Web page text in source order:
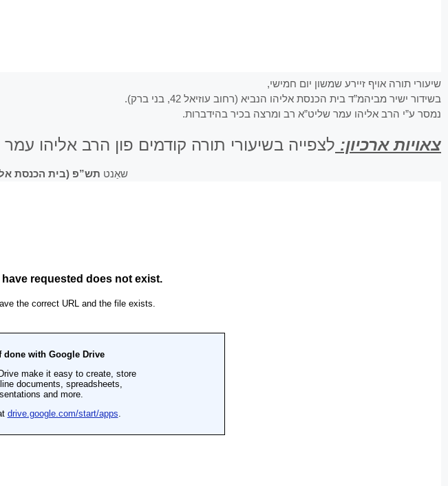
שיעורי תורה אויף זיירע שמשון יום חמישי,
בשידור ישיר מביהמ”ד בית הכנסת אליהו הנביא (רחוב עוזיאל 42, בני ברק).
נמסר ע”י הרב אליהו עמר שליט”א רב ומרצה בכיר בהידברות.
צאויות ארכיון: לצפייה בשיעורי תורה קודמים פון הרב אליהו
שאַנט תש”פ (בית הכנסת